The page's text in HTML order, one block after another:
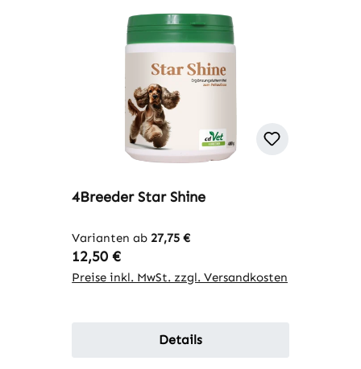
4Breeder Star Shine
Varianten ab 27,75 €
Regulärer Preis:
12,50 €
Preise inkl. MwSt. zzgl. Versandkosten
Details